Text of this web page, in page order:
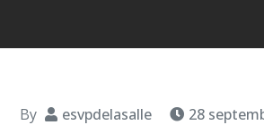
By esvpdelasalle
28